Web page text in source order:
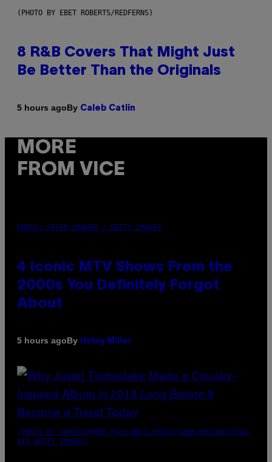
(PHOTO BY EBET ROBERTS/REDFERNS)
8 R&B Covers That Might Just
Be Better Than the Originals
5 hours agoBy Caleb Catlin
MORE
FROM VICE
PHOTO: PETER KRAMER / GETTY IMAGES
4 Iconic MTV Shows From the
2000s You Definitely Forgot
About
5 hours agoBy Haley Miller
(PHOTO BY CHRISTOPHER POLK/NBCU PHOTO BANK/NBCUNIVERSAL
VIA GETTY IMAGES)